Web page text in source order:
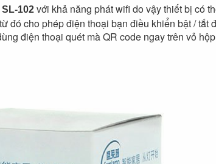
102​với khả năng phát wifi do vậy thiết bị có
đó cho phép điện thoại bạn điều khiển bật / tắt
điện thoại quét mà QR code ngay trên vỏ